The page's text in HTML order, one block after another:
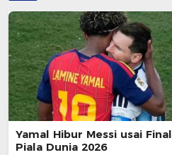
Yamal Hibur Messi usai Final
Piala Dunia 2026